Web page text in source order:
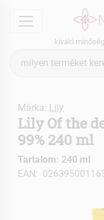
menu
kiváló
keresés
Márka: Lily
Lily Of the
99% 240 ml
Tartalom: 240 ml
EAN: